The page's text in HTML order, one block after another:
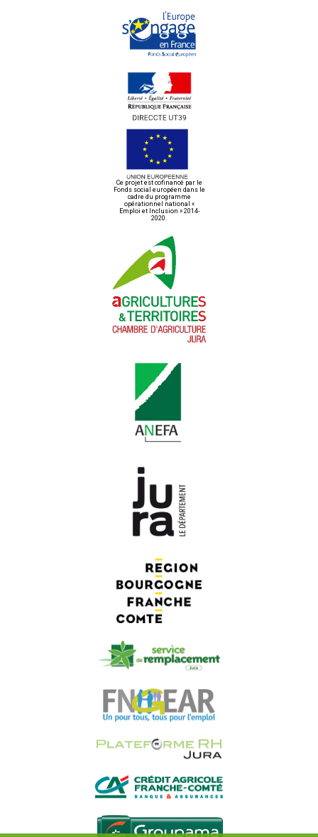
Ce projet est cofinancé par le
Fonds social européen dans le
cadre du programme
opérationnel national «
Emploi et Inclusion » 2014-
2020.